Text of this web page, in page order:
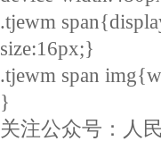
.tjewm
size:16px;}
.tjewm span
}
关注公众号：人